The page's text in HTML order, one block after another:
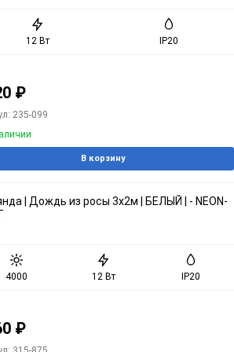
12 Вт IP20
₽
235-099
В корзину
| Дождь из росы 3х2м | БЕЛЫЙ | - NEON-
4000 12 Вт IP20
₽